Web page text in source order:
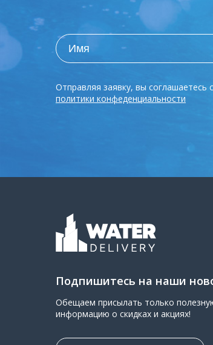
Отправляя заявку, вы соглашаетесь
политики конфеденциальности
Подпишитесь на наши
Обещаем присылать только
информацию о скидках и акциях!